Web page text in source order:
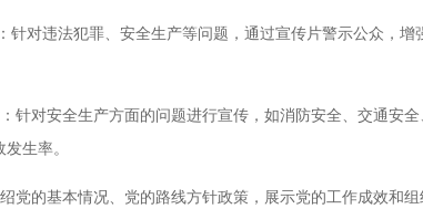
对违法犯罪、安全生产等问题，通过宣传片警示公众，增
对安全生产方面的问题进行宣传，如消防安全、交通安
生率。
的基本情况、党的路线方针政策，展示党的工作成效和组